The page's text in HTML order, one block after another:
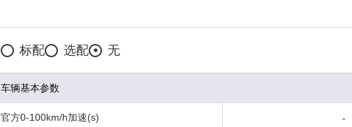
标配 选配 无
车辆基本参数
官方0-100km/h加速(s) -